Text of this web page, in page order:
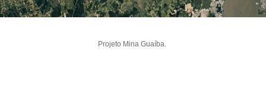
Projeto Mina Guaíba.